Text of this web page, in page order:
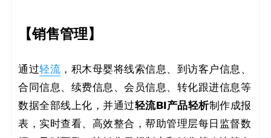
【销售管理】
通过轻流 ，积木母婴将线索信息、到访客户信息、
合同信息、续费信息、会员信息、转化跟进信息等
数据全部线上化，并通过轻流BI产品轻析制作成报
表，实时查看、高效整合，帮助管理层每日监督数